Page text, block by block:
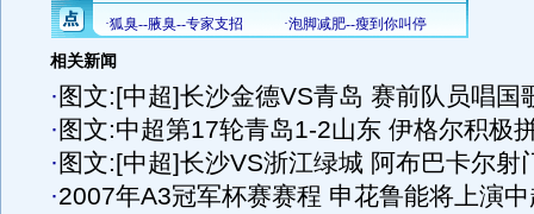
相关新闻
· 图文:[中超]长沙金德VS青岛 赛前队员唱国
· 图文:中超第17轮青岛1-2山东 伊格尔积极
· 图文:[中超]长沙VS浙江绿城 阿布巴卡尔射
·2007年A3冠军杯赛赛程 申花鲁能将上演中